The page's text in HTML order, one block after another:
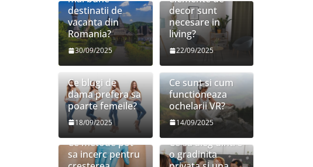
destinatii de
vacanta din
Romania?
30/09/2025
decor sunt
necesare in
living?
22/09/2025
Ce blugi de
dama prefera sa
poarte femeile?
18/09/2025
Ce sunt si cum
functioneaza
ochelarii VR?
14/09/2025
Ce metode pot
sa incerc pentru
Ce sa aleg dintre
o gradinita